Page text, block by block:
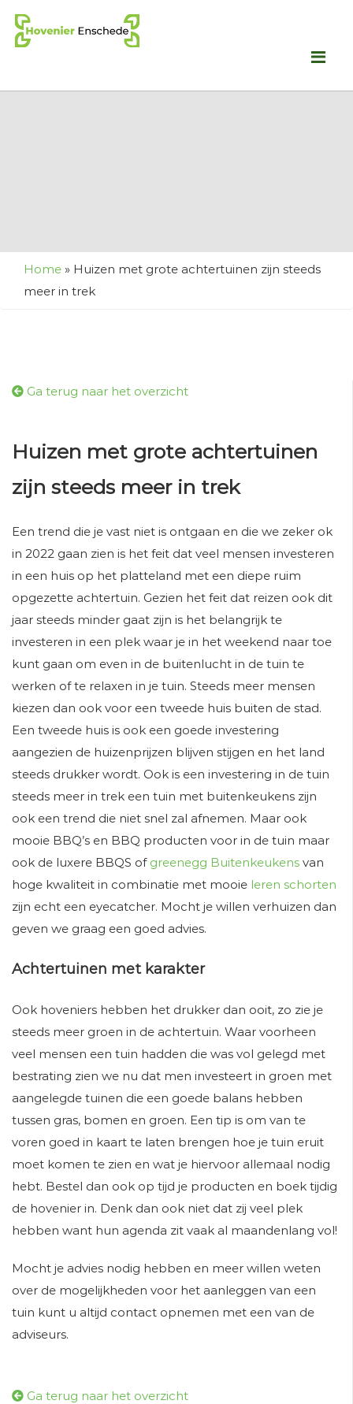
Home » Huizen met grote achtertuinen zijn steeds
meer in trek
Ga terug naar het overzicht
Huizen met grote achtertuinen
zijn steeds meer in trek
Een trend die je vast niet is ontgaan en die we zeker ok
in 2022 gaan zien is het feit dat veel mensen investeren
in een huis op het platteland met een diepe ruim
opgezette achtertuin. Gezien het feit dat reizen ook dit
jaar steeds minder gaat zijn is het belangrijk te
investeren in een plek waar je in het weekend naar toe
kunt gaan om even in de buitenlucht in de tuin te
werken of te relaxen in je tuin. Steeds meer mensen
kiezen dan ook voor een tweede huis buiten de stad.
Een tweede huis is ook een goede investering
aangezien de huizenprijzen blijven stijgen en het land
steeds drukker wordt. Ook is een investering in de tuin
steeds meer in trek een tuin met buitenkeukens zijn
ook een trend die niet snel zal afnemen. Maar ook
mooie BBQ’s en BBQ producten voor in de tuin maar
ook de luxere BBQS of greenegg Buitenkeukens van
hoge kwaliteit in combinatie met mooie leren schorten
zijn echt een eyecatcher. Mocht je willen verhuizen dan
geven we graag een goed advies.
Achtertuinen met karakter
Ook hoveniers hebben het drukker dan ooit, zo zie je
steeds meer groen in de achtertuin. Waar voorheen
veel mensen een tuin hadden die was vol gelegd met
bestrating zien we nu dat men investeert in groen met
aangelegde tuinen die een goede balans hebben
tussen gras, bomen en groen. Een tip is om van te
voren goed in kaart te laten brengen hoe je tuin eruit
moet komen te zien en wat je hiervoor allemaal nodig
hebt. Bestel dan ook op tijd je producten en boek tijdig
de hovenier in. Denk dan ook niet dat zij veel plek
hebben want hun agenda zit vaak al maandenlang vol!
Mocht je advies nodig hebben en meer willen weten
over de mogelijkheden voor het aanleggen van een
tuin kunt u altijd contact opnemen met een van de
adviseurs.
Ga terug naar het overzicht